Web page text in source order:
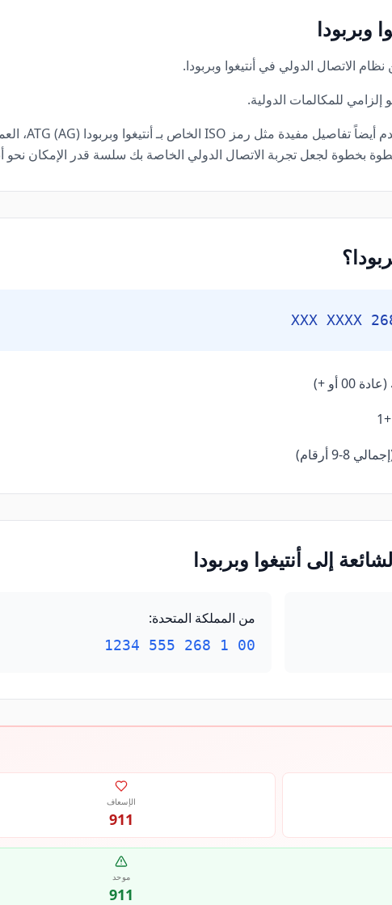
وبربودا
الاتصال الدولي في أنتيغوا وبربودا.
أو +)
أرقام)
إلى أنتيغوا وبربودا
من المملكة المتحدة:
00 1 268 555 1234
الإسعاف
911
موحد
911